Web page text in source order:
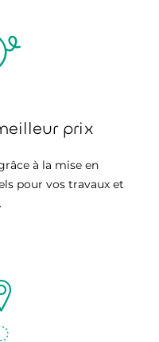
prix
à la mise en
pour vos travaux et